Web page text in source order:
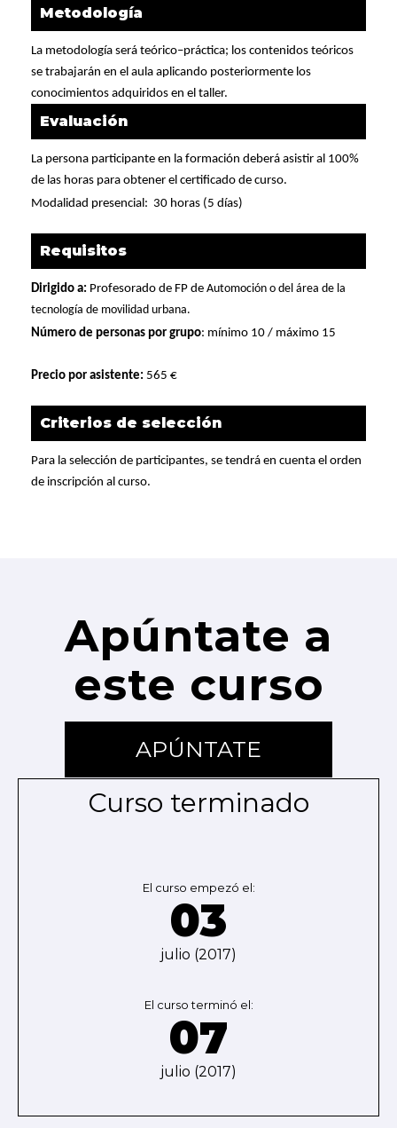
Metodología
La metodología será teórico–práctica; los contenidos teóricos
se trabajarán en el aula aplicando posteriormente los
conocimientos adquiridos en el taller.
Evaluación
La persona participante en la formación deberá asistir al 100%
de las horas para obtener el certificado de curso.
Modalidad presencial: 30 horas (5 días)
Requisitos
Dirigido a: Profesorado de FP de Automoción o del área de la
tecnología de movilidad urbana.
Número de personas por grupo: mínimo 10 / máximo 15
Precio por asistente: 565 €
Criterios de selección
Para la selección de participantes, se tendrá en cuenta el orden
de inscripción al curso.
Apúntate a
este curso
APÚNTATE
Curso terminado
El curso empezó el:
03
julio (2017)
El curso terminó el:
07
julio (2017)